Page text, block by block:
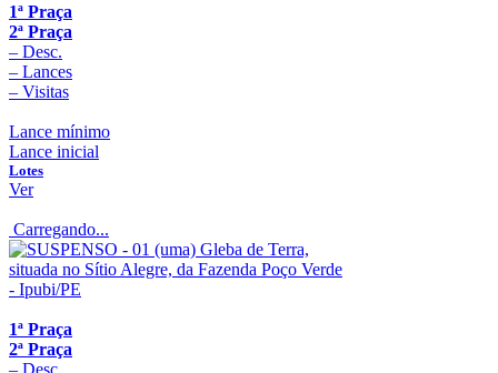
1ª Praça
2ª Praça
– Desc.
– Lances
– Visitas
Lance mínimo
Lance inicial
Lotes
Ver
Carregando...
1ª Praça
2ª Praça
– Desc.